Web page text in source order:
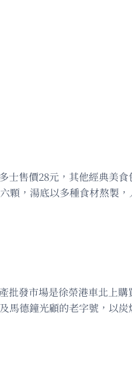
士售價28元，其他經典美食
顆，湯底以多種食材熬製
批發市場是徐榮港車北上購
馬德鐘光顧的老字號，以